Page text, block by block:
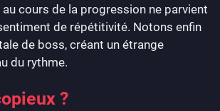
au cours de la progression ne parvient
de répétitivité. Notons enfin
de boss, créant un étrange
du rythme.
?